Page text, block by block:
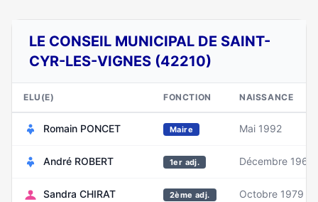
LE CONSEIL MUNICIPAL DE SAINT-
CYR-LES-VIGNES (42210)
ELU(E) FONCTION NAISSANCE
Romain PONCET Maire Mai 1992
André ROBERT 1er adj. Décembre 1963
Sandra CHIRAT 2ème adj. Octobre 1979